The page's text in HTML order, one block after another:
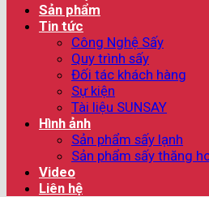
Sản phẩm
Tin tức
Công Nghệ Sấy
Quy trình sấy
Đối tác khách hàng
Sự kiện
Tài liệu SUNSAY
Hình ảnh
Sản phẩm sấy lạnh
Sản phẩm sấy thăng
Video
Liên hệ